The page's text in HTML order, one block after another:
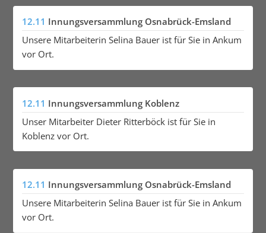
12.11 Innungsversammlung Osnabrück-Emsland
Unsere Mitarbeiterin Selina Bauer ist für Sie in Ankum
vor Ort.
12.11 Innungsversammlung Koblenz
Unser Mitarbeiter Dieter Ritterböck ist für Sie in
Koblenz vor Ort.
12.11 Innungsversammlung Osnabrück-Emsland
Unsere Mitarbeiterin Selina Bauer ist für Sie in Ankum
vor Ort.